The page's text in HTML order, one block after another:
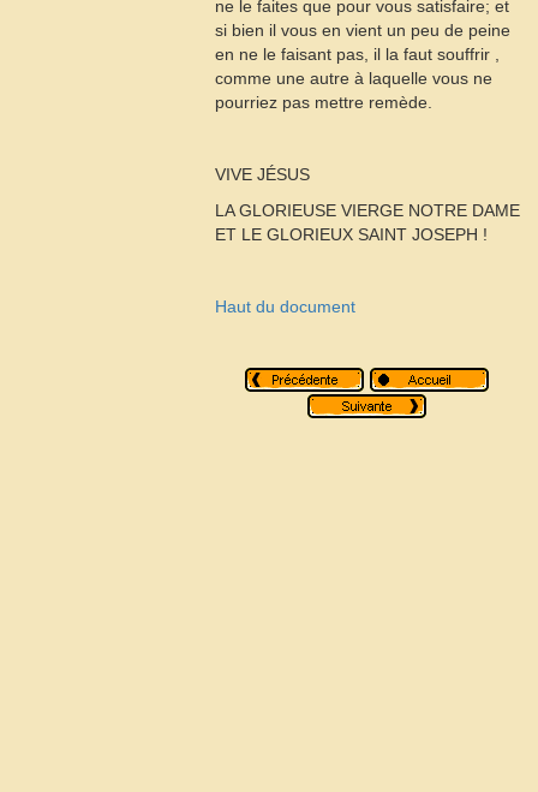
ne le faites que pour vous satisfaire; et
si bien il vous en vient un peu de peine
en ne le faisant pas, il la faut souffrir ,
comme une autre à laquelle vous ne
pourriez pas mettre remède.
VIVE JÉSUS
LA GLORIEUSE VIERGE NOTRE DAME
ET LE GLORIEUX SAINT JOSEPH !
Haut du document